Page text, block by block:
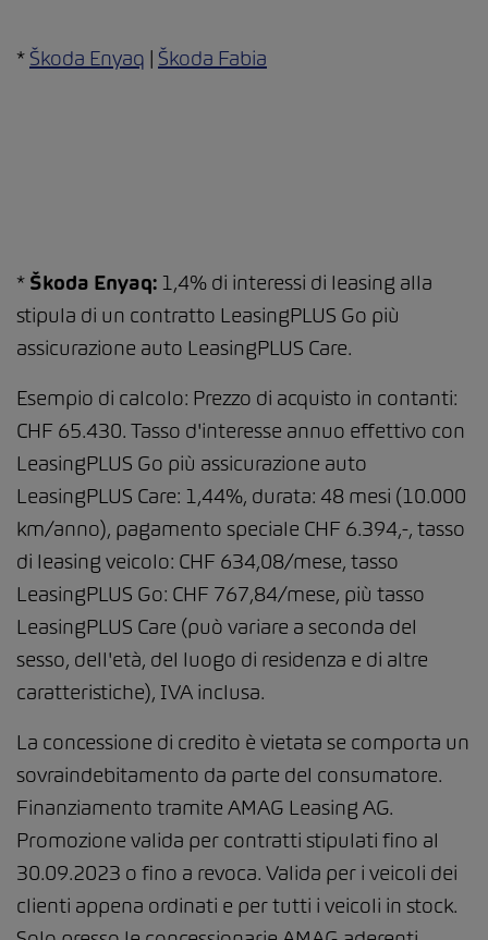
* Škoda Enyaq | Škoda Fabia
* Škoda Enyaq: 1,4% di interessi di leasing alla
stipula di un contratto LeasingPLUS Go più
assicurazione auto LeasingPLUS Care.
Esempio di calcolo: Prezzo di acquisto in contanti:
CHF 65.430. Tasso d'interesse annuo effettivo con
LeasingPLUS Go più assicurazione auto
LeasingPLUS Care: 1,44%, durata: 48 mesi (10.000
km/anno), pagamento speciale CHF 6.394,-, tasso
di leasing veicolo: CHF 634,08/mese, tasso
LeasingPLUS Go: CHF 767,84/mese, più tasso
LeasingPLUS Care (può variare a seconda del
sesso, dell'età, del luogo di residenza e di altre
caratteristiche), IVA inclusa.
La concessione di credito è vietata se comporta un
sovraindebitamento da parte del consumatore.
Finanziamento tramite AMAG Leasing AG.
Promozione valida per contratti stipulati fino al
30.09.2023 o fino a revoca. Valida per i veicoli dei
clienti appena ordinati e per tutti i veicoli in stock.